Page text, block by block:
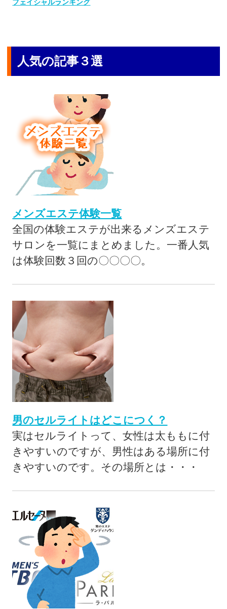
フェイシャルランキング
人気の記事３選
メンズエステ体験一覧
全国の体験エステが出来るメンズエステ
サロンを一覧にまとめました。一番人気
は体験回数３回の〇〇〇〇。
男のセルライトはどこにつく？
実はセルライトって、女性は太ももに付
きやすいのですが、男性はある場所に付
きやすいのです。その場所とは・・・